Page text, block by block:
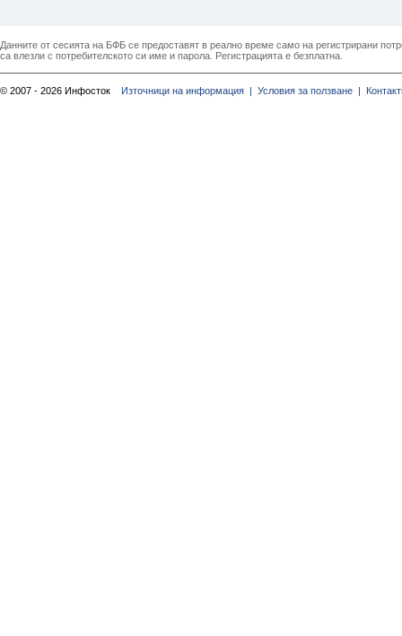
Данните от сесията на БФБ се предоставят в реално време само на регистрирани
са влезли с потребителското си име и парола. Регистрацията е безплатна.
© 2007 - 2026 Инфосток Източници на информация | Условия за ползване |